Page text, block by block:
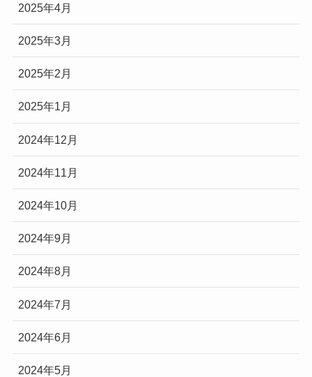
2025年4月
2025年3月
2025年2月
2025年1月
2024年12月
2024年11月
2024年10月
2024年9月
2024年8月
2024年7月
2024年6月
2024年5月